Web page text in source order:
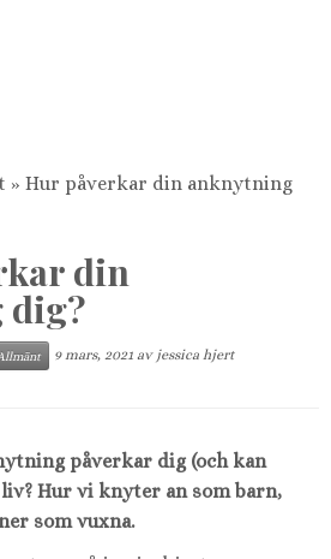
» Hur påverkar din anknytning
din
9 mars, 2021 av jessica hjert
påverkar dig (och kan
Hur vi knyter an som barn,
som vuxna.